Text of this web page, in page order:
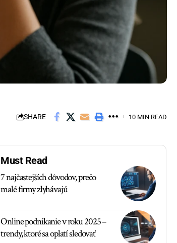
SHARE 10 MIN READ
Must Read
7 najčastejších dôvodov, prečo
malé firmy zlyhávajú
Online podnikanie v roku 2025 –
trendy, ktoré sa oplatí sledovať